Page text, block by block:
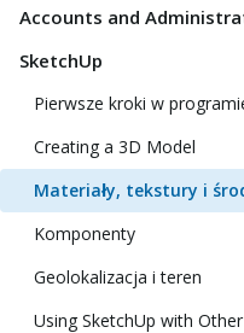
Accounts and
SketchUp
Pierwsze kroki w
Creating a 3D Model
Materiały, tekstury i
Komponenty
Geolokalizacja i teren
Using SketchUp with